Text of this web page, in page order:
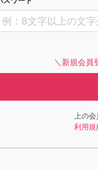
＼新規会員
上の会
利用規